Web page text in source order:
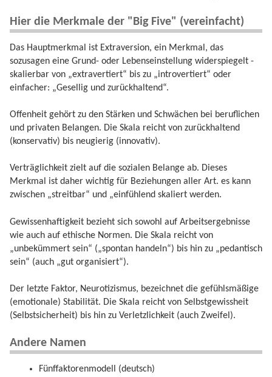
Hier die Merkmale der "Big Five" (vereinfacht)
Das Hauptmerkmal ist Extraversion, ein Merkmal, das
sozusagen eine Grund- oder Lebenseinstellung widerspiegelt -
skalierbar von „extravertiert“ bis zu „introvertiert“ oder
einfacher: „Gesellig und zurückhaltend“.
Offenheit gehört zu den Stärken und Schwächen bei beruflichen
und privaten Belangen. Die Skala reicht von zurückhaltend
(konservativ) bis neugierig (innovativ).
Verträglichkeit zielt auf die sozialen Belange ab. Dieses
Merkmal ist daher wichtig für Beziehungen aller Art. es kann
zwischen „streitbar“ und „einfühlend skaliert werden.
Gewissenhaftigkeit bezieht sich sowohl auf Arbeitsergebnisse
wie auch auf ethische Normen. Die Skala reicht von
„unbekümmert sein“ („spontan handeln“) bis hin zu „pedantisch
sein“ (auch „gut organisiert“).
Der letzte Faktor, Neurotizismus, bezeichnet die gefühlsmäßige
(emotionale) Stabilität. Die Skala reicht von Selbstgewissheit
(Selbstsicherheit) bis hin zu Verletzlichkeit (auch Zweifel).
Andere Namen
Fünffaktorenmodell (deutsch)